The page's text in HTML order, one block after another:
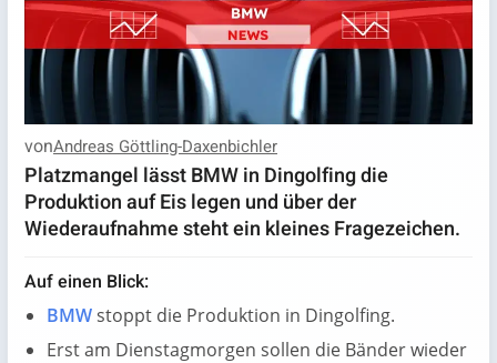
vonAndreas Göttling-Daxenbichler
Platzmangel lässt BMW in Dingolfing die
Produktion auf Eis legen und über der
Wiederaufnahme steht ein kleines Fragezeichen.
Auf einen Blick:
BMWstoppt die Produktion in Dingolfing.
Erst am Dienstagmorgen sollen die Bänder wieder